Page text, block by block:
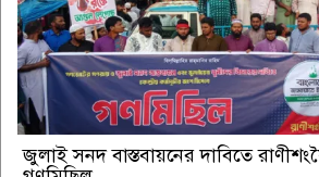
জুলাই সনদ বাস্তবায়নের দাবিতে